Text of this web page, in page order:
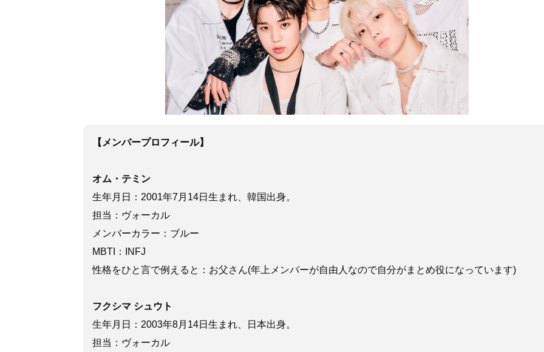
【メンバープロフィール】
オム・テミン
生年月日：2001年7月14日生まれ、韓国出身。
担当：ヴォーカル
メンバーカラー：ブルー
MBTI：INFJ
性格をひと言で例えると：お父さん(年上メンバーが自由人なので自分がまとめ役になっています)
フクシマ シュウト
生年月日：2003年8月14日生まれ、日本出身。
担当：ヴォーカル